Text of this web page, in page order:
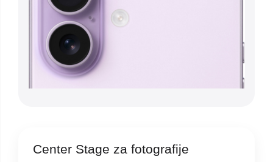
Center Stage za fotografije